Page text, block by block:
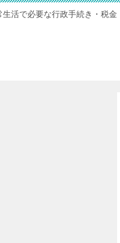
生活で必要な行政手続き・税金